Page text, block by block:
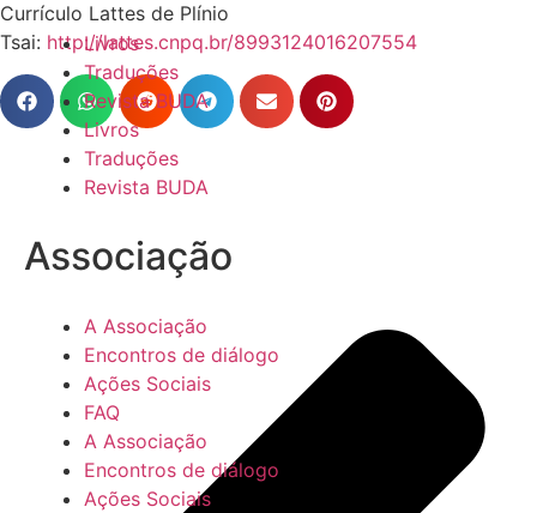
Livros
Traduções
Revista BUDA
Livros
Traduções
Revista BUDA
Associação
A Associação
Encontros de diálogo
Ações Sociais
FAQ
A Associação
Encontros de diálogo
Ações Sociais
Currículo Lattes de Plínio
Tsai: http://lattes.cnpq.br/8993124016207554